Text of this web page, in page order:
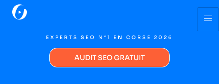
EXPERTS SEO N°1 EN CORSE 2026
AUDIT SEO GRATUIT